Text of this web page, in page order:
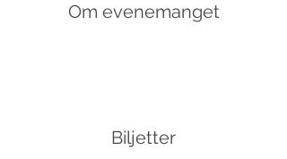
Om evenemanget
Biljetter